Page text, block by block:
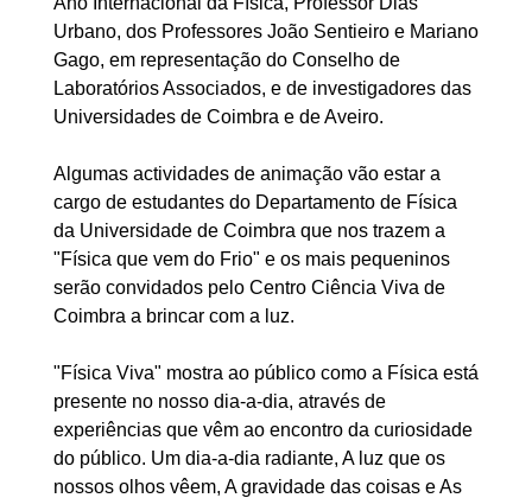
Urbano, dos Professores João Sentieiro e Mariano
Gago, em representação do Conselho de
Laboratórios Associados, e de investigadores das
Universidades de Coimbra e de Aveiro.
Algumas actividades de animação vão estar a
cargo de estudantes do Departamento de Física
da Universidade de Coimbra que nos trazem a
"Física que vem do Frio" e os mais pequeninos
serão convidados pelo Centro Ciência Viva de
Coimbra a brincar com a luz.
"Física Viva" mostra ao público como a Física está
presente no nosso dia-a-dia, através de
experiências que vêm ao encontro da curiosidade
do público. Um dia-a-dia radiante, A luz que os
nossos olhos vêem, A gravidade das coisas e As